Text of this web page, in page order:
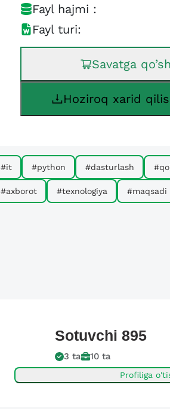
Fayl hajmi :
Fayl turi:
Savatga
Hoziroq xarid
#it #python #dasturlash
#axborot #texnologiya #maqsadi
Sotuvchi 895
3 ta 10 ta
Profiliga